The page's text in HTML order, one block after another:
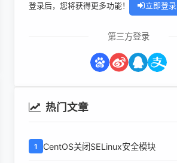
登录后，您将获得更多功能！ 立即登录
第三方登录
热门文章
1 CentOS关闭SELinux安全模块